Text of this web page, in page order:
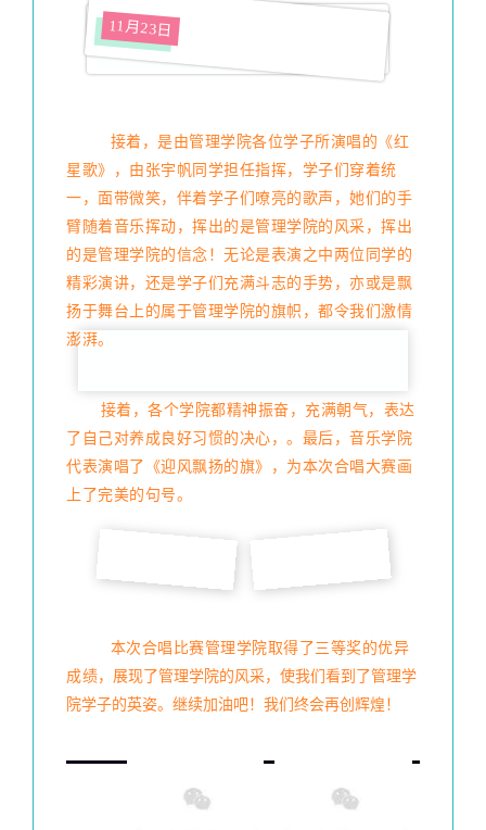
11月23日
接着，是由管理学院各位学子所演唱的《红
星歌》，由张宇帆同学担任指挥，学子们穿着统
一，面带微笑，伴着学子们嘹亮的歌声，她们的手
臂随着音乐挥动，挥出的是管理学院的风采，挥出
的是管理学院的信念！无论是表演之中两位同学的
精彩演讲，还是学子们充满斗志的手势，亦或是飘
扬于舞台上的属于管理学院的旗帜，都令我们激情
澎湃。
接着，各个学院都精神振奋，充满朝气，表达
了自己对养成良好习惯的决心，。最后，音乐学院
代表演唱了《迎风飘扬的旗》，为本次合唱大赛画
上了完美的句号。
本次合唱比赛管理学院取得了三等奖的优异
成绩，展现了管理学院的风采，使我们看到了管理学
院学子的英姿。继续加油吧！我们终会再创辉煌！